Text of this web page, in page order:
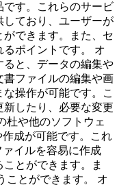
です。これらのサービ
しており、ユーザーが
できます。また、セ
ポイントです。 オ
ると、データの編集や
ファイルの編集や画
操作が可能です。こ
したり、必要な変更
杜や他のソフトウェ
成が可能です。これ
イルを容易に作成
とができます。ま
ことができます。 オ